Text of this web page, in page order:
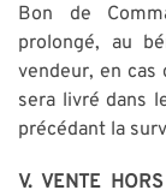
Bon de
prolongé, au
vendeur, en cas
sera livré dans
précédant la
V.VENTE